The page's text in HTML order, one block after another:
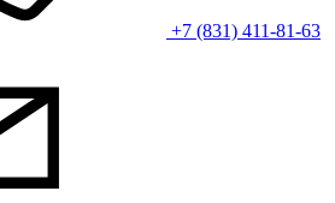
+7 (831) 411-81-63